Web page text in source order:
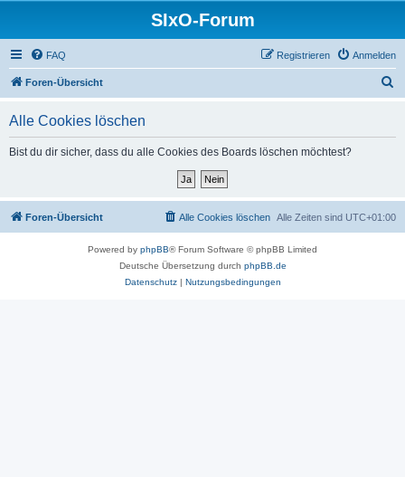
SIxO-Forum
FAQ Anmelden
Registrieren
Foren-Übersicht
Alle Cookies löschen
Bist du dir sicher, dass du alle Cookies des Boards löschen möchtest?
Foren-Übersicht Alle Zeiten sind UTC+01:00
Alle Cookies löschen
Powered by phpBB® Forum Software © phpBB Limited
Deutsche Übersetzung durch phpBB.de
Datenschutz| Nutzungsbedingungen